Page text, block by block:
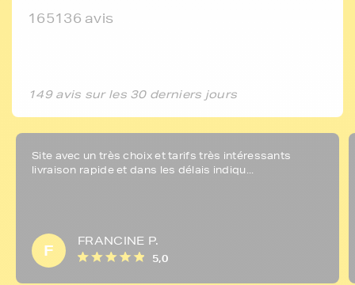
165136 avis
149 avis sur les 30 derniers jours
Site avec un très choix et tarifs très intéressants
livraison rapide et dans les délais indiqu...
F
FRANCINE P.
5,0